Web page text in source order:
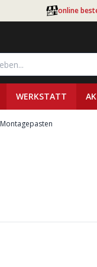
online
WERKSTATT
Montagepasten